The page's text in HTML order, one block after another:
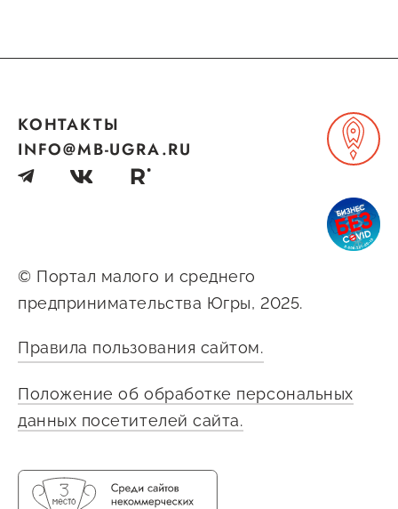
© Портал малого и среднего
предпринимательства Югры, 2025.
Правила пользования сайтом.
Положение об обработке персональных
данных посетителей сайта.
КОНТАКТЫ
INFO@MB-UGRA.RU